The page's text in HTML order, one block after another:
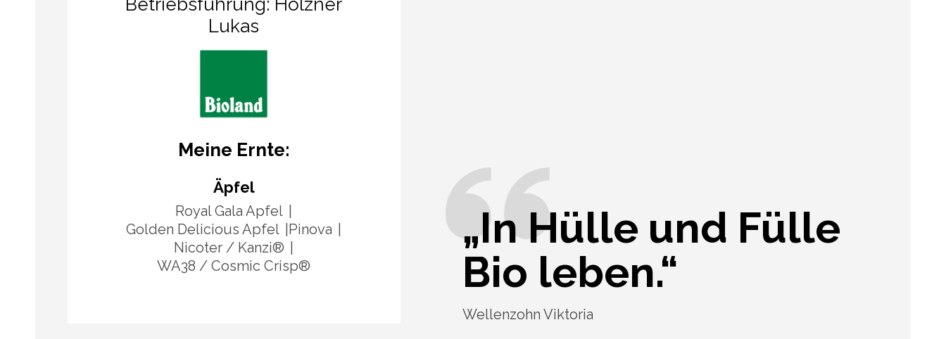
Betriebsführung: Holzner
Lukas
Meine Ernte:
Äpfel
Royal Gala Apfel
Golden Delicious Apfel Pinova
Nicoter / Kanzi®
WA38 / Cosmic Crisp®
„In Hülle und Fülle
Bio leben.“
Wellenzohn Viktoria